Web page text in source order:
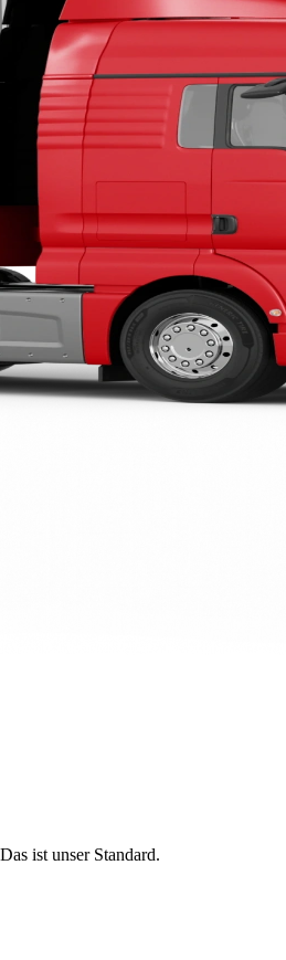
ist unser Standard.